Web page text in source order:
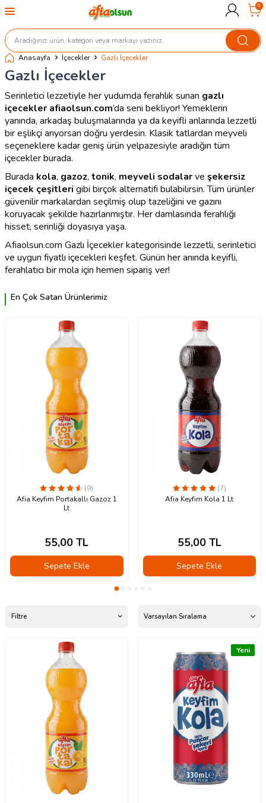
0
Anasayfa İçecekler Gazlı İçecekler
Gazlı İçecekler
Serinletici lezzetiyle her yudumda ferahlık sunan gazlı
içecekler afiaolsun.com’da seni bekliyor! Yemeklerin
yanında, arkadaş buluşmalarında ya da keyifli anlarında lezzetli
bir eşlikçi arıyorsan doğru yerdesin. Klasik tatlardan meyveli
seçeneklere kadar geniş ürün yelpazesiyle aradığın tüm
içecekler burada.
Burada kola, gazoz, tonik, meyveli sodalarve şekersiz
içecek çeşitleri gibi birçok alternatifi bulabilirsin. Tüm ürünler
güvenilir markalardan seçilmiş olup tazeliğini ve gazını
koruyacak şekilde hazırlanmıştır. Her damlasında ferahlığı
hisset, serinliği doyasıya yaşa.
Afiaolsun.com Gazlı İçecekler kategorisinde lezzetli, serinletici
ve uygun fiyatlı içecekleri keşfet. Günün her anında keyifli,
ferahlatıcı bir mola için hemen sipariş ver!
En Çok Satan Ürünlerimiz
(9)
Afia Keyfim Portakallı Gazoz 1
Lt
55,00 TL
Sepete Ekle
(7)
Afia Keyfim Kola 1 Lt
55,00TL
Sepete Ekle
Filtre
Yeni